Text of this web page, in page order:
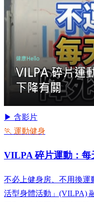
▶ 含影片
🏃 運動健身
VILPA 碎片運動：每
不必上健身房、不用換運
活型身體活動」(VILPA)